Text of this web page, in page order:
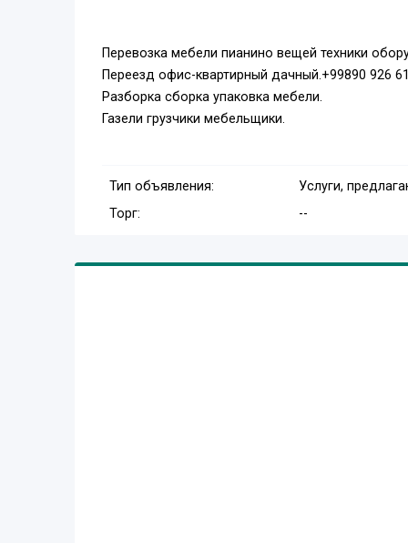
Перевозка мебели пианино вещей техники
Переезд офис-квартирный дачный.+99890 926
Разборка сборка упаковка мебели.
Газели грузчики мебельщики.
Тип объявления:
Услуги,
Торг:
--